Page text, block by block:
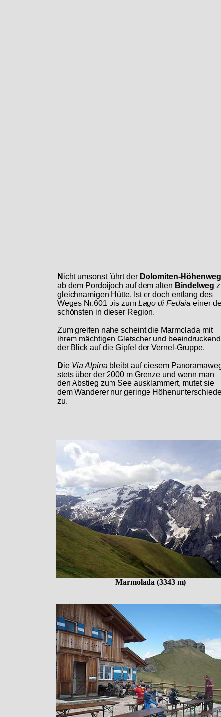
N icht umsonst führt der Dolomiten-Höhenweg
ab dem Pordoijoch auf dem alten Bindelweg
gleichnamigen Hütte. Ist er doch entlang des
Weges Nr.601 bis zum Lago di Fedaia einer
schönsten in dieser Region.
Zum greifen nahe scheint die Marmolada mit
ihrem mächtigen Gletscher und beeindruckend
der Blick auf die Gipfel der Vernel-Gruppe.
Die Via Alpina bleibt auf diesem
stets über der 2000 m Grenze und wenn man
den Abstieg zum See ausklammert, mutet sie
dem Wanderer nur geringe Höhenunterschiede
zu.
Marmolada (3343 m)